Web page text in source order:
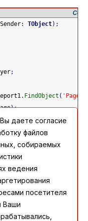
Sender: TObject) ;
;
. FindObject ( 'Page1'
);
даете согласие
файлов
собираемых
ведения
посетителя
Ваши